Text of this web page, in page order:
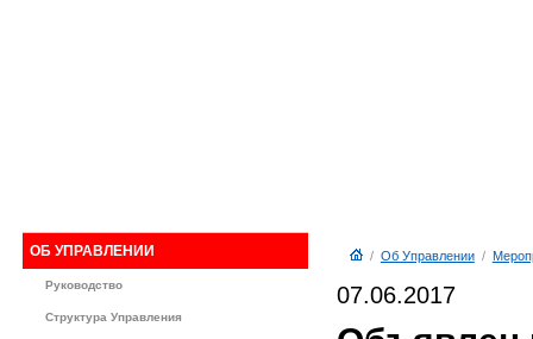
ОБ УПРАВЛЕНИИ
Руководство
Структура Управления
/ Об Управлении/
07.06.2017